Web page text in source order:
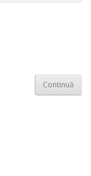
Continuă